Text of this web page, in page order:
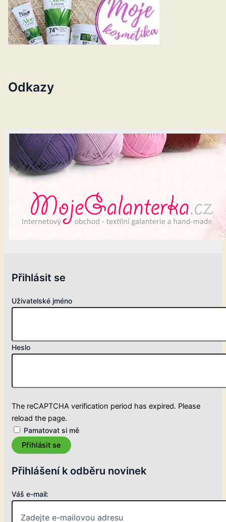
Odkazy
Přihlásit se
Uživatelské jméno
Heslo
The reCAPTCHA verification period has expired. Please
reload the page.
Pamatovat si mě
Přihlásit se
Přihlášení k odběru novinek
Váš e-mail: